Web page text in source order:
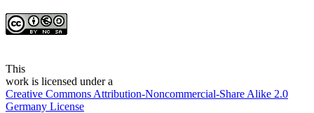
This
work is licensed under a
Creative Commons Attribution-Noncommercial-Share Alike 2.0
Germany License